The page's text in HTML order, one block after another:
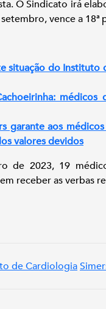
O Sindicato irá
vence a 18ª
situação do Instituto
garante aos
valores devidos
de 2023, 19
receber as verbas
de Cardiologia